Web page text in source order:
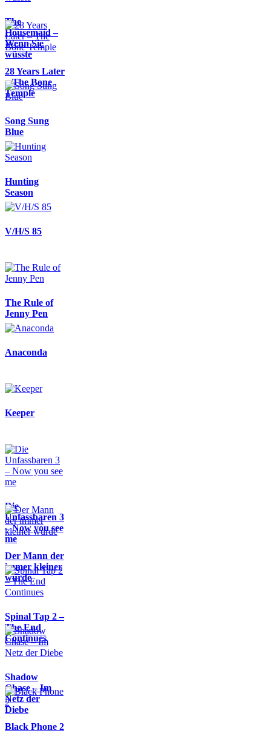
The
Housemaid –
Wenn Sie
wüsste
28 Years Later
– The Bone
Temple
Song Sung
Blue
Hunting
Season
V/H/S 85
The Rule of
Jenny Pen
Anaconda
Keeper
Die
Unfassbaren 3
– Now you see
me
Der Mann der
immer kleiner
wurde
Spinal Tap 2 –
The End
Continues
Shadow
Chase – Im
Netz der
Diebe
Black Phone 2